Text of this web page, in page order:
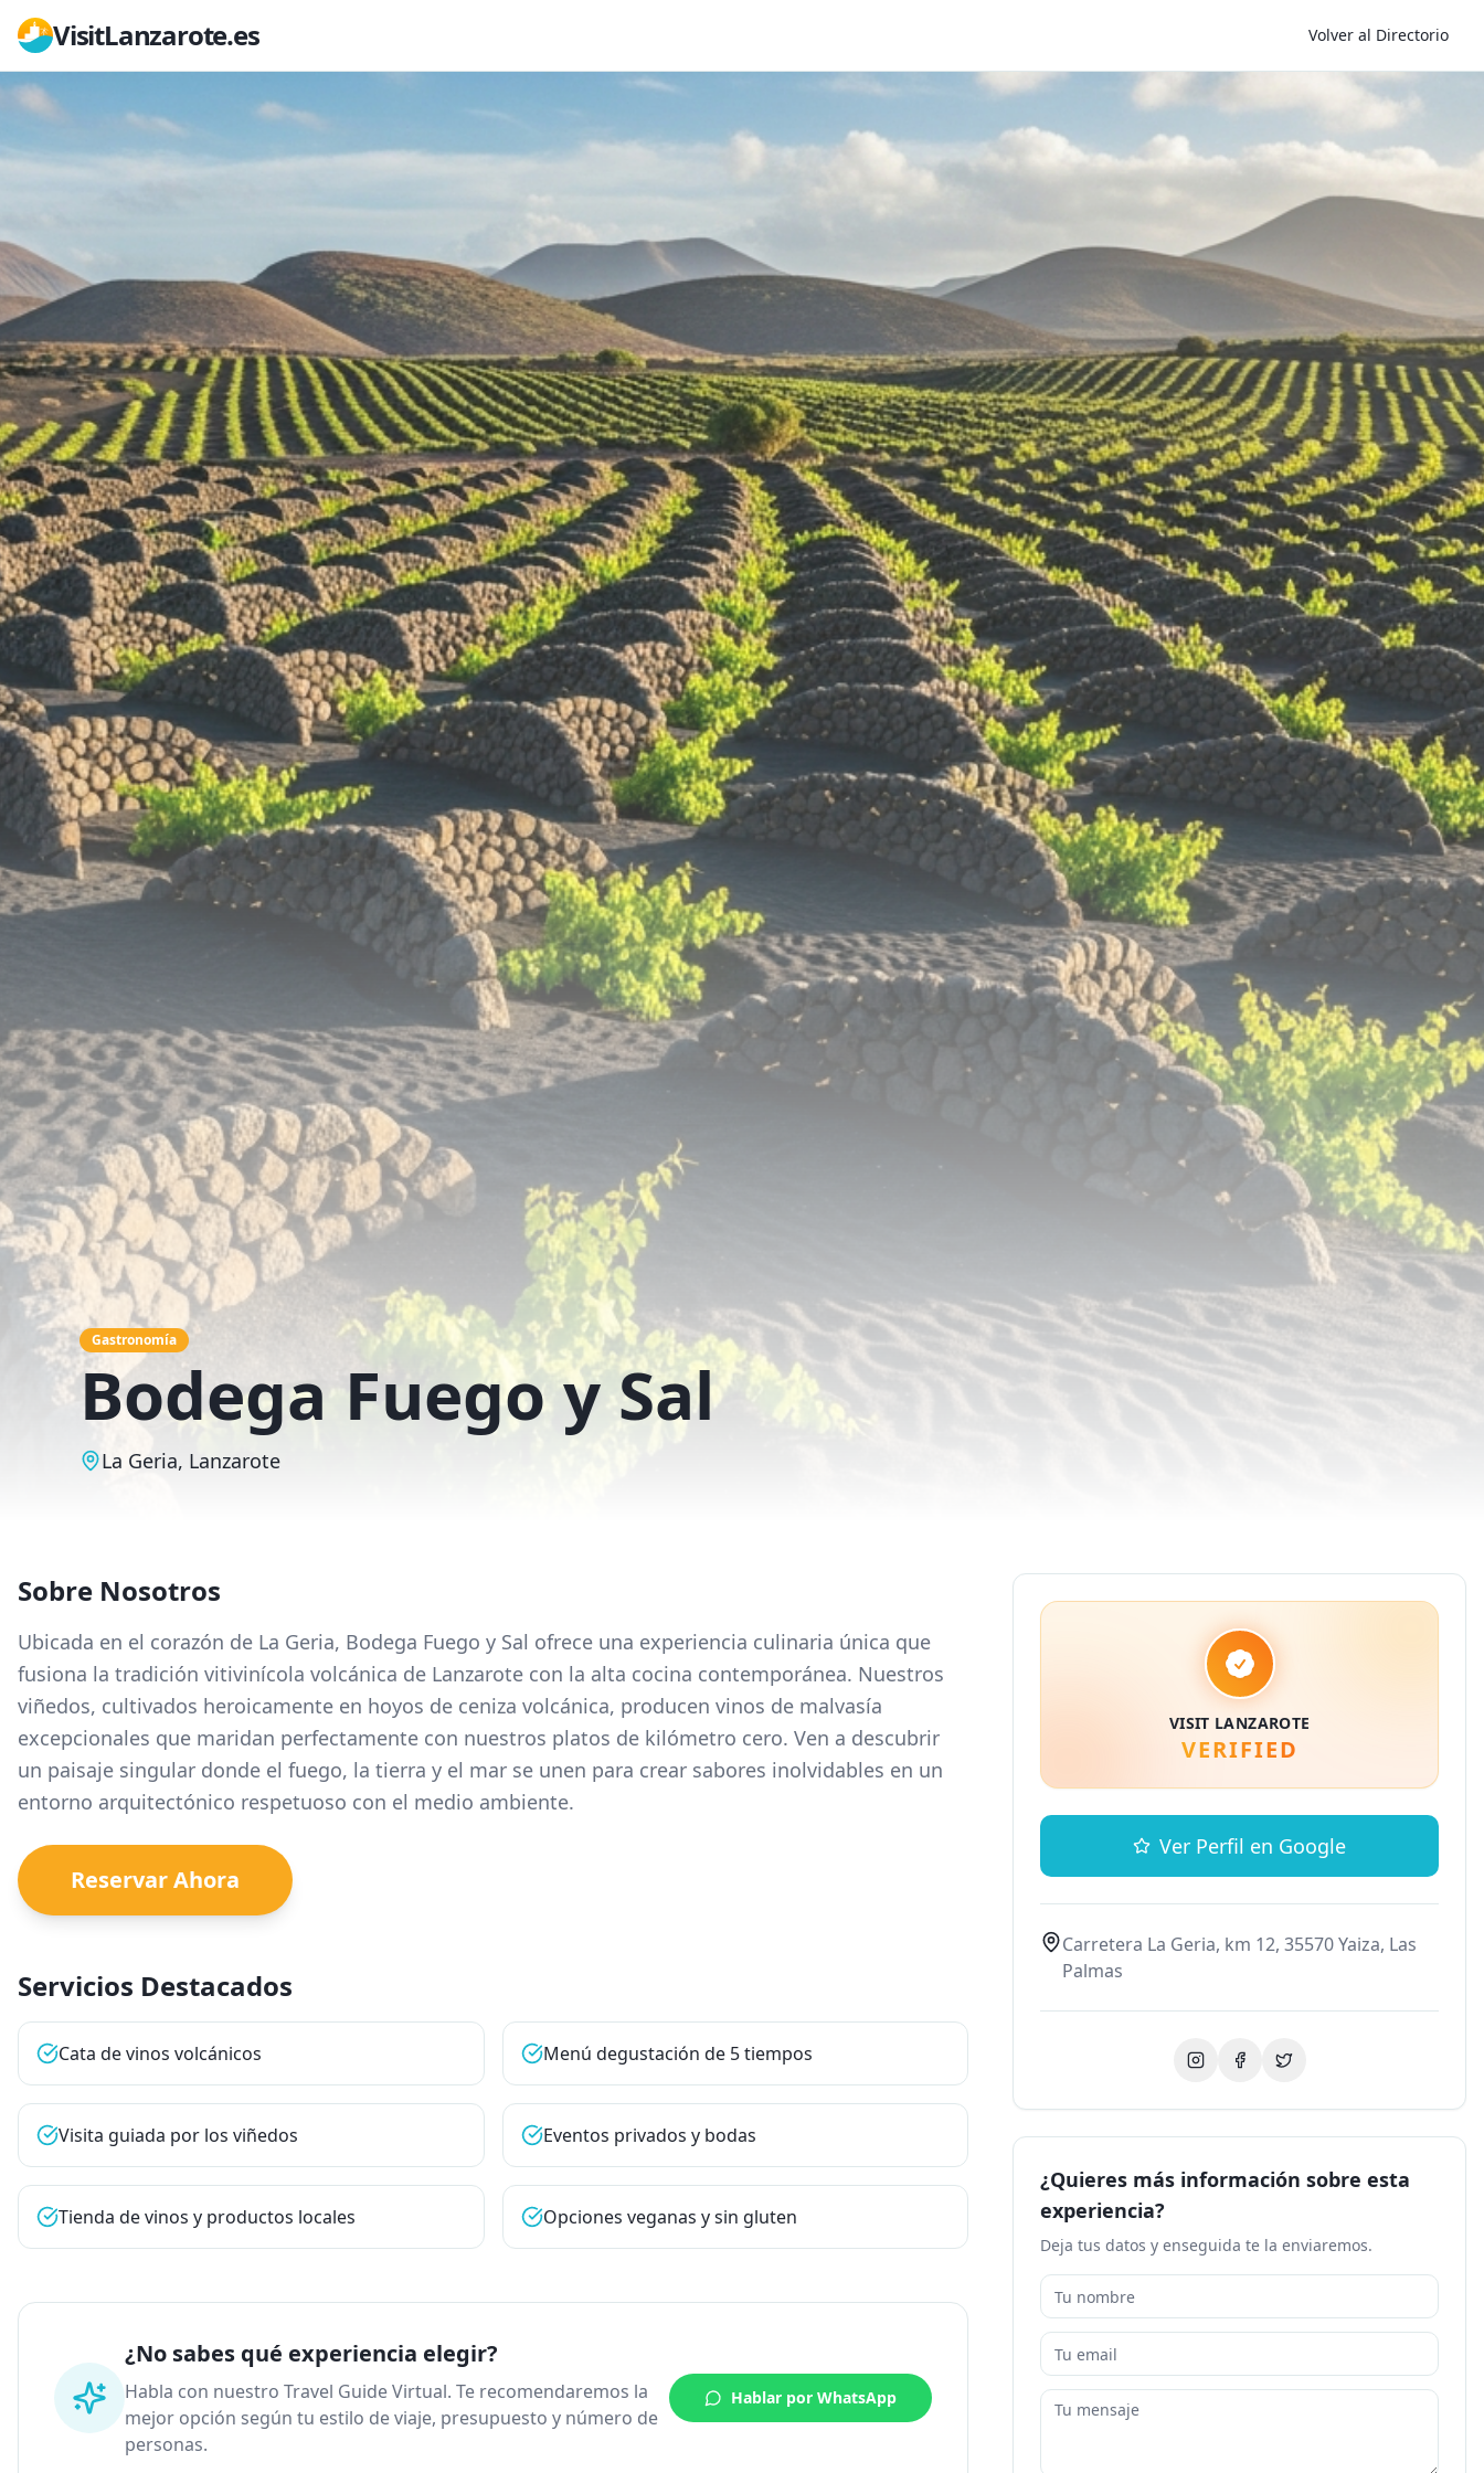
VisitLanzarote.es Volver al Directorio
Gastronomía
Bodega Fuego y Sal
La Geria, Lanzarote
Sobre Nosotros
Ubicada en el corazón de La Geria, Bodega Fuego y Sal ofrece una experiencia culinaria única que
fusiona la tradición vitivinícola volcánica de Lanzarote con la alta cocina contemporánea. Nuestros
viñedos, cultivados heroicamente en hoyos de ceniza volcánica, producen vinos de malvasía
excepcionales que maridan perfectamente con nuestros platos de kilómetro cero. Ven a descubrir
un paisaje singular donde el fuego, la tierra y el mar se unen para crear sabores inolvidables en un
entorno arquitectónico respetuoso con el medio ambiente.
Reservar Ahora
Servicios Destacados
Cata de vinos volcánicos Menú degustación de 5 tiempos
Visita guiada por los viñedos Eventos privados y bodas
Tienda de vinos y productos locales Opciones veganas y sin gluten
¿No sabes qué experiencia elegir?
Habla con nuestro Travel Guide Virtual. Te recomendaremos la
mejor opción según tu estilo de viaje, presupuesto y número de
personas.
Hablar por WhatsApp
VISIT LANZAROTE
VERIFIED
Ver Perfil en Google
Carretera La Geria, km 12, 35570 Yaiza, Las
Palmas
¿Quieres más información sobre esta
experiencia?
Deja tus datos y enseguida te la enviaremos.